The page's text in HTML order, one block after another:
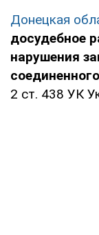
Донецкая
досудебное
нарушения
2 ст. 438 УК